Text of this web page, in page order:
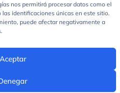
nos permitirá procesar datos como el
identificaciones únicas en este sitio.
puede afectar negativamente a
Aceptar